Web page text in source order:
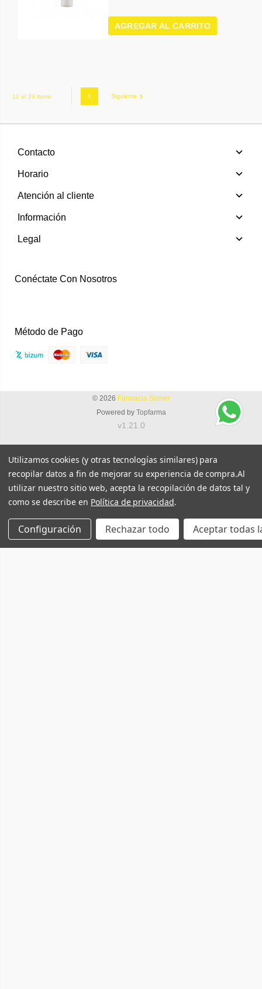
AGREGAR AL CARRITO
12 of 23 Items 1 Siguiente
Contacto
Horario
Atención al cliente
Información
Legal
Conéctate Con Nosotros
Método de Pago
© 2026 Farmacia Server
Powered by Topfarma
v1.21.0
Utilizamos cookies (y otras tecnologías similares) para
recopilar datos a fin de mejorar su experiencia de compra.Al
utilizar nuestro sitio web, acepta la recopilación de datos tal y
como se describe en Política de privacidad.
Configuración Rechazar todo Aceptar todas